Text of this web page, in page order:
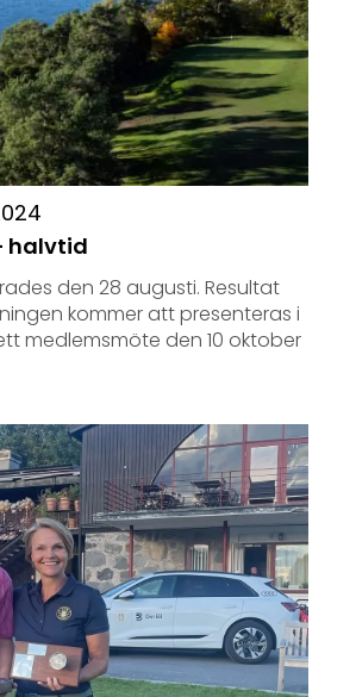
halvtid
den 28 augusti. Resultat
kommer att presenteras i
medlemsmöte den 10 oktober